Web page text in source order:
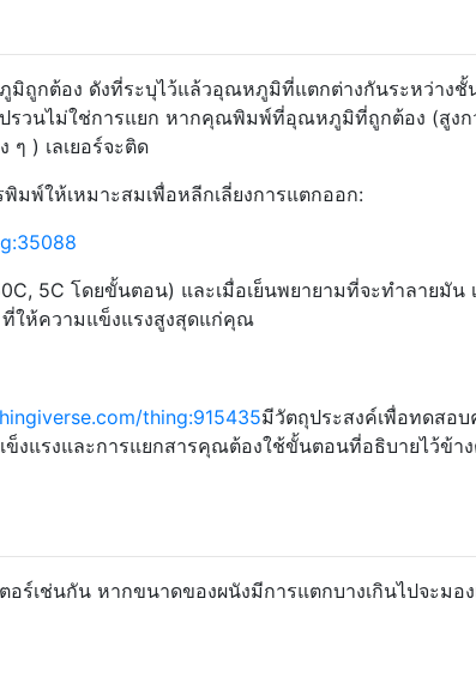
มิถูกต้อง ดังที่ระบุไว้แล้วอุณหภูมิที่แตกต่างกันระหว่างชั้
ปรวนไม่ใช่การแยก หากคุณพิมพ์ที่อุณหภูมิที่ถูกต้อง (สูง
) เลเยอร์จะติด
พ์ให้เหมาะสมเพื่อหลีกเลี่ยงการแตกออก:
5C โดยขั้นตอน) และเมื่อเย็นพยายามที่จะทำลายมัน
ที่ให้ความแข็งแรงสูงสุดแก่คุณ
thing:915435มีวัตถุประสงค์เพื่อทดสอ
งแรงและการแยกสารคุณต้องใช้ขั้นตอนที่อธิบายไว้ข้า
อร์เช่นกัน หากขนาดของผนังมีการแตกบางเกินไปจะมอ